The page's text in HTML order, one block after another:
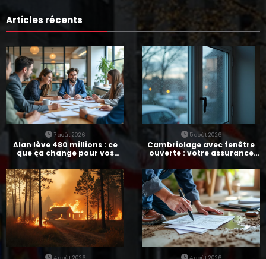
Articles récents
7 août 2026
Alan lève 480 millions : ce
que ça change pour vos
assurances
5 août 2026
Cambriolage avec fenêtre
ouverte : votre assurance
paie-t-elle ?